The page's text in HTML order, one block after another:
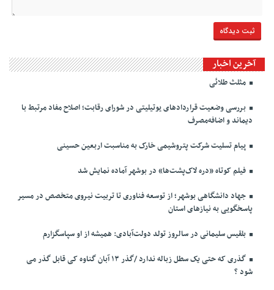
آخرین اخبار
مثلث طلائی
بررسی وضعیت قراردادهای یوتیلیتی در شورای رقابت؛ اصلاح مفاد مرتبط با
دیماند و اضافه‌مصرف
پیام تسلیت شرکت پتروشیمی خارک به مناسبت اربعین حسینی
فیلم کوتاه «دره لاک‌پشت‌ها» در بوشهر آماده نمایش شد
جهاد دانشگاهی بوشهر؛ از توسعه فناوری تا تربیت نیروی متخصص در مسیر
پاسخگویی به نیازهای استان
بلقیس سلیمانی در سالروز تولد دولت‌آبادی: همیشه از او سپاسگزارم
گذری که حتی یک سطل زباله ندارد /گذر ۱۳ آبان گناوه کی قابل گذر می
شود ؟